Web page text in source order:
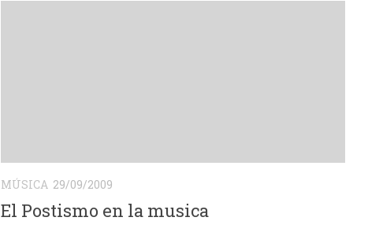
MÚSICA 29/09/2009
El Postismo en la musica